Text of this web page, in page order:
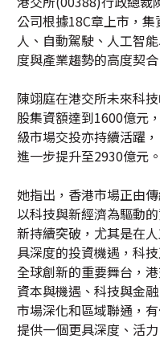
公司根據18C章上市，
人、自動駕駛、人工智
度與產業趨勢的高度契合
陳翊庭在港交所未來科
股集資額達到1600億元
級市場交投亦持續活躍
進一步提升至2930億元。
她指出，香港市場正由
以科技與新經濟為驅動
新持續突破，尤其是在
具深度的投資機遇，科
全球創新的重要舞台，
資本與機遇、科技與金
市場深化和區域聯通，
提供一個更具深度、活